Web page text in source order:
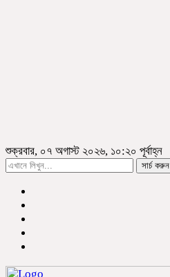
শুক্রবার, ০৭ অগাস্ট ২০২৬, ১০:২০ পূর্বাহ্ন
সার্চ করুন